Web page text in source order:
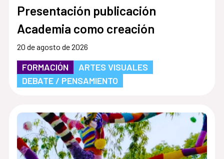
Presentación publicación
Academia como creación
20 de agosto de 2026
FORMACIÓN
ARTES VISUALES
DEBATE / PENSAMIENTO